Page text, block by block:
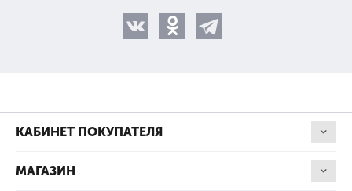
КАБИНЕТ ПОКУПАТЕЛЯ
МАГАЗИН